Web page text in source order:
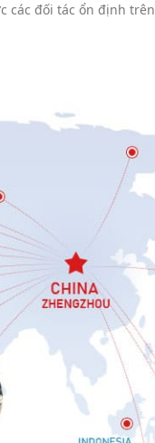
các đối tác ổn định trên